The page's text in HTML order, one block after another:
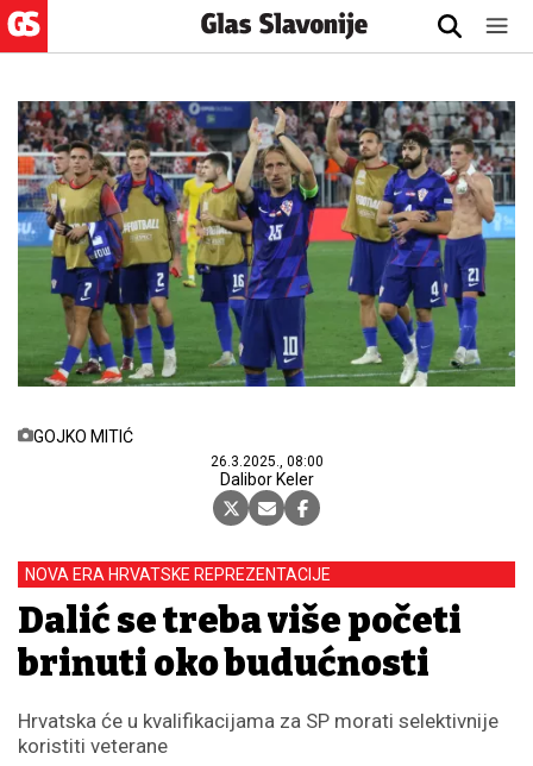
GOJKO MITIĆ
26.3.2025., 08:00
Dalibor Keler
NOVA ERA HRVATSKE REPREZENTACIJE
Dalić se treba više početi
brinuti oko budućnosti
Hrvatska će u kvalifikacijama za SP morati selektivnije
koristiti veterane